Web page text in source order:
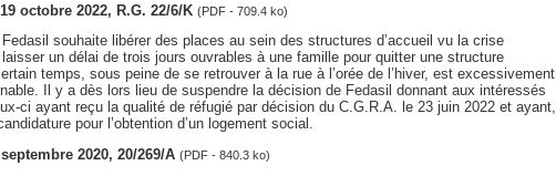
octobre 2022, R.G. 22/6/K (PDF - 709.4 ko)
souhaite libérer des places au sein des structures d’accueil vu la crise
un délai de trois jours ouvrables à une famille pour quitter une structure
temps, sous peine de se retrouver à la rue à l’orée de l’hiver, est excessivement
Il y a dès lors lieu de suspendre la décision de Fedasil donnant aux intéressés
ci ayant reçu la qualité de réfugié par décision du C.G.R.A. le 23 juin 2022 et ayant,
pour l’obtention d’un logement social.
2020, 20/269/A (PDF - 840.3 ko)